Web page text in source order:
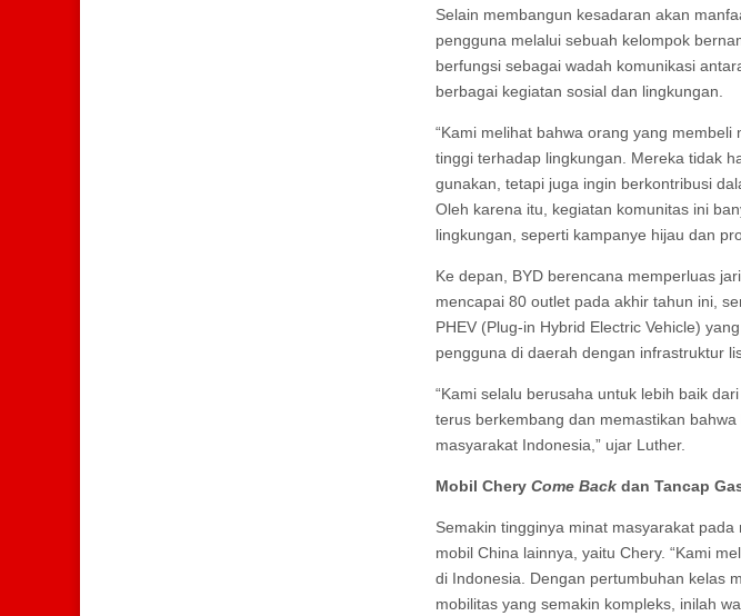
Selain membangun kesadaran akan
pengguna melalui sebuah kelompok
berfungsi sebagai wadah komunikasi
berbagai kegiatan sosial dan lingkungan.
“Kami melihat bahwa orang yang
tinggi terhadap lingkungan. Mereka tidak
gunakan, tetapi juga ingin berkontribusi
Oleh karena itu, kegiatan komunitas ini
lingkungan, seperti kampanye hijau dan
Ke depan, BYD berencana memperluas
mencapai 80 outlet pada akhir tahun ini,
PHEV (Plug-in Hybrid Electric Vehicle)
pengguna di daerah dengan infrastruktur
“Kami selalu berusaha untuk lebih baik
terus berkembang dan memastikan
masyarakat Indonesia,” ujar Luther.
Mobil Chery Come Back dan Tancap
Semakin tingginya minat masyarakat
mobil China lainnya, yaitu Chery. “Kami
di Indonesia. Dengan pertumbuhan kelas
mobilitas yang semakin kompleks, inilah